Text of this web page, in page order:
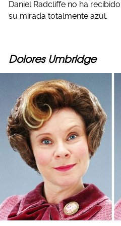
Daniel Radcliffe no ha
su mirada totalmente azul.
Dolores Umbridge